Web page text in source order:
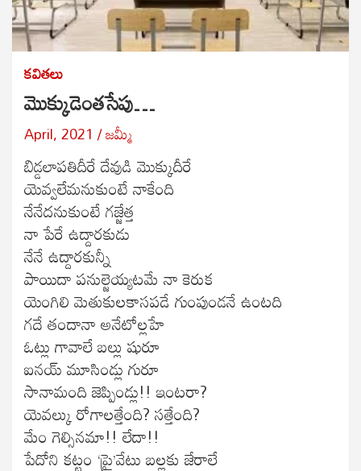
కవితలు
మొక్కుడెంతసేపు…
April, 2021 జమ్మీ
బిడ్డలాపతిదీరే దేవుడి మొక్కుదీరే
యెవ్వలేమనుకుంటే నాకేంది
నేనేదనుకుంటే గజ్జేత్త
నా పేరే ఉద్దారకుడు
నేనే ఉద్దారకున్నీ
పాయిదా పనుల్జెయ్యటమే నా కెరుక
యెంగిలి మెతుకులకాసపడే గుంపుండనే ఉంటది
గదే తందానా అనేటోల్లహే
ఓట్లు గావాలే బల్లు షురూ
ఐనయ్ మూసిండ్లు గురూ
సానామంది జెప్పిండ్లు!! ఇంటరా?
యెవల్కు రోగాలత్తేంది? సత్తేంది?
మేం గెల్సినమా!! లేదా!!
పేదోని కట్టం ‘ప్రై’వేటు బల్లకు జేరాలే